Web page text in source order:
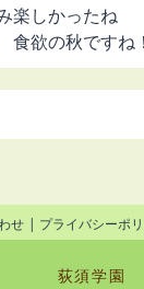
楽しかったね
欲の秋ですね！
せ プライバシーポ
荻須学園